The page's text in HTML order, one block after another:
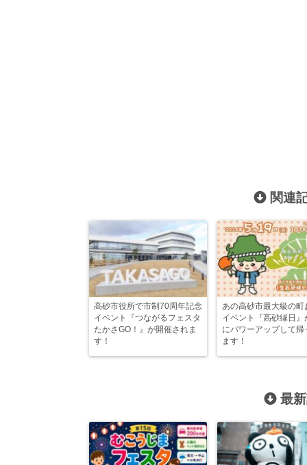
関連
高砂市役所で市制70周年記念
イベント『つながるフェスタ
たかさGO！』が開催されま
す！
あの高砂市最大級の町
イベント『高砂縁日』
にパワーアップして帰
ます！
最